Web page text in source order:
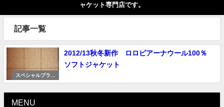
ャケット専門店です。
記事一覧
スペシャルプライ
ス
2012/13秋冬新作 ロロピアーナウール100％
ソフトジャケット
MENU